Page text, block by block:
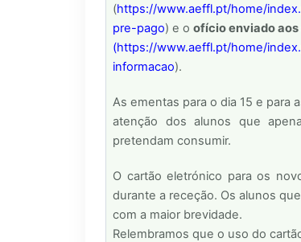
(https://www.aeffl.pt/home/
pre-pago) e o ofício enviado
(https://www.aeffl.pt/home/
informacao).
As ementas para o dia 15 e para
atenção dos alunos que
pretendam consumir.
O cartão eletrónico para os
durante a receção. Os alunos
com a maior brevidade.
Relembramos que o uso do